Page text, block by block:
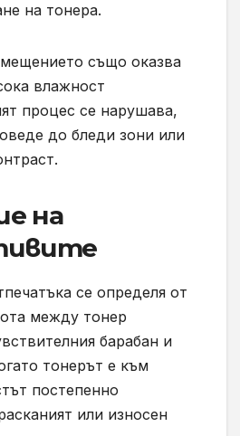
на тонера.
също оказва
влажност
процес се нарушава,
до бледи зони или
на
се определя от
между тонер
барабан и
тонерът е към
постепенно
или износен